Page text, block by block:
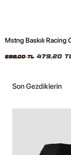
Mstng Baskılı Racing
599,00 TL 479,20
Son Gezdiklerin